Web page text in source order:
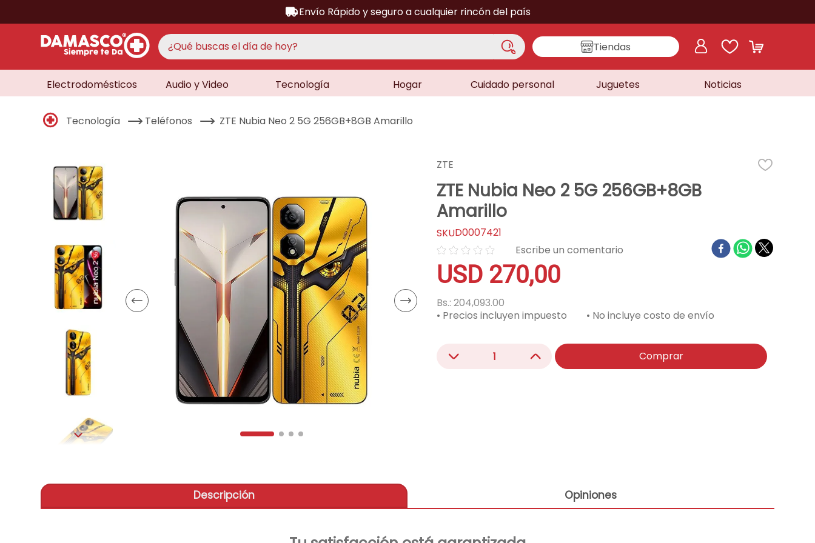
Envío Rápido y seguro a cualquier rincón del país
¿Qué buscas el día de hoy?
Tiendas
Electrodomésticos Audio y Video Tecnología Hogar Cuidado personal Juguetes Noticias
Tecnología Teléfonos ZTE Nubia Neo 2 5G 256GB+8GB Amarillo
ZTE
ZTE Nubia Neo 2 5G 256GB+8GB
Amarillo
D0007421
☆☆☆☆☆
USD 270,00
Bs.: 204,093.00
• Precios incluyen impuesto
• No incluye costo de envío
＋
－ Comprar
Descripción Opiniones
TÉRMINOS MÁS BUSCADOS
2 . nevera
televisor
licuadora
8 neveras
. aire-acondicionado
10 telefono